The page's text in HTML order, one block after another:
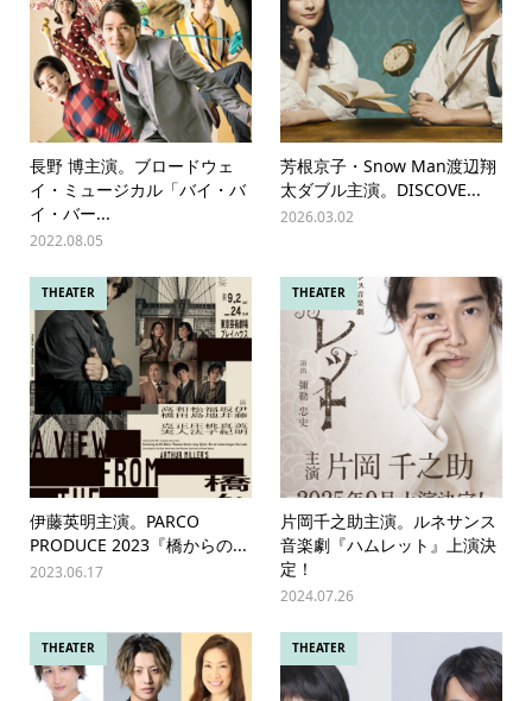
長野 博主演。ブロードウェ
イ・ミュージカル「バイ・バ
イ・バー...
2022.08.05
芳根京子・Snow Man渡辺翔
太ダブル主演。DISCOVE...
2026.03.02
THEATER
伊藤英明主演。PARCO
PRODUCE 2023『橋からの...
2023.06.17
THEATER
片岡千之助主演。ルネサンス
音楽劇『ハムレット』上演決
定！
2024.07.26
THEATER THEATER